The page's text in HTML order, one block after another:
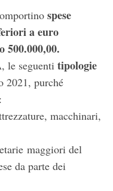
spese
a euro
500.000,00.
le seguenti tipologie
2021, purché
macchinari,
maggiori del
da parte dei